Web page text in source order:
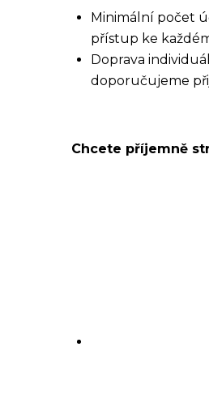
Minimální počet
přístup ke
Doprava
doporučujeme
Chcete příjemně